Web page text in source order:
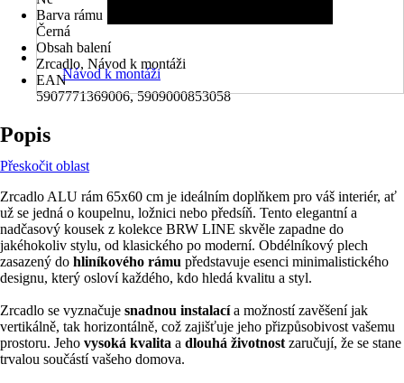
Barva rámu
Černá
Obsah balení
Zrcadlo, Návod k montáži
EAN
5907771369006, 5909000853058
Návod k montáži
Popis
Přeskočit oblast
Zrcadlo ALU rám 65x60 cm je ideálním doplňkem pro váš interiér, ať
už se jedná o koupelnu, ložnici nebo předsíň. Tento elegantní a
nadčasový kousek z kolekce BRW LINE skvěle zapadne do
jakéhokoliv stylu, od klasického po moderní. Obdélníkový plech
zasazený do hliníkového rámu představuje esenci minimalistického
designu, který osloví každého, kdo hledá kvalitu a styl.
Zrcadlo se vyznačuje snadnou instalacía možností zavěšení jak
vertikálně, tak horizontálně, což zajišťuje jeho přizpůsobivost vašemu
prostoru. Jeho vysoká kvalita a dlouhá životnost zaručují, že se stane
trvalou součástí vašeho domova.